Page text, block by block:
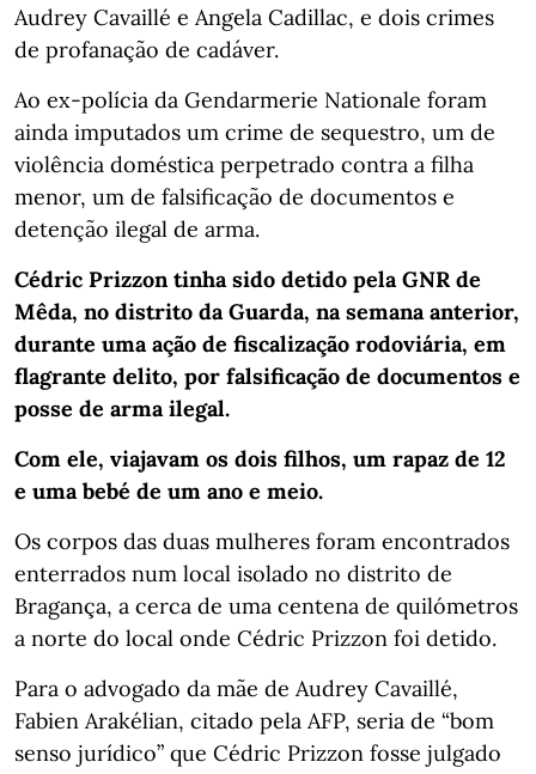
Audrey Cavaillé e Angela Cadillac, e dois crimes
de profanação de cadáver.
Ao ex-polícia da Gendarmerie Nationale foram
ainda imputados um crime de sequestro, um de
violência doméstica perpetrado contra a filha
menor, um de falsificação de documentos e
detenção ilegal de arma.
Cédric Prizzon tinha sido detido pela GNR de
Mêda, no distrito da Guarda, na semana anterior,
durante uma ação de fiscalização rodoviária, em
flagrante delito, por falsificação de documentos e
posse de arma ilegal.
Com ele, viajavam os dois filhos, um rapaz de 12
e uma bebé de um ano e meio.
Os corpos das duas mulheres foram encontrados
enterrados num local isolado no distrito de
Bragança, a cerca de uma centena de quilómetros
a norte do local onde Cédric Prizzon foi detido.
Para o advogado da mãe de Audrey Cavaillé,
Fabien Arakélian, citado pela AFP, seria de “bom
senso jurídico” que Cédric Prizzon fosse julgado